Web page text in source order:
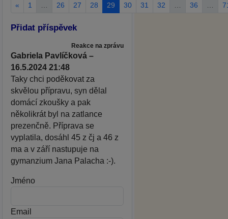
« 1 26 27 28 29 30 31 32 36
Přidat příspěvek
Reakce na zprávu
Gabriela Pavlíčková –
16.5.2024 21:48
Taky chci poděkovat za
skvělou přípravu, syn dělal
domácí zkoušky a pak
několikrát byl na zatlance
prezenčně. Příprava se
vyplatila, dosáhl 45 z čj a 46 z
ma a v září nastupuje na
gymanzium Jana Palacha :-).
Jméno
Email